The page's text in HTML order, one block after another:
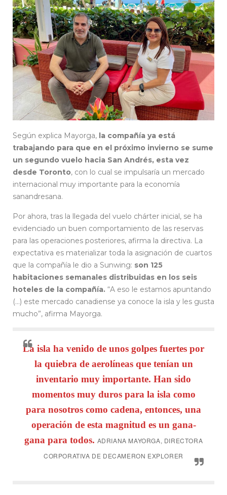
Según explica Mayorga, la compañía ya está
trabajando para que en el próximo invierno se sume
un segundo vuelo hacia San Andrés, esta vez
desde Toronto, con lo cual se impulsaría un mercado
internacional muy importante para la economía
sanandresana.
Por ahora, tras la llegada del vuelo chárter inicial, se ha
evidenciado un buen comportamiento de las reservas
para las operaciones posteriores, afirma la directiva. La
expectativa es materializar toda la asignación de cuartos
que la compañía le dio a Sunwing: son 125
habitaciones semanales distribuidas en los seis
hoteles de la compañía. “A eso le estamos apuntando
(…) este mercado canadiense ya conoce la isla y les gusta
mucho”, afirma Mayorga.
La isla ha venido de unos golpes fuertes por
la quiebra de aerolíneas que tenían un
inventario muy importante. Han sido
momentos muy duros para la isla como
para nosotros como cadena, entonces, una
operación de esta magnitud es un gana-
gana para todos. ADRIANA MAYORGA, DIRECTORA
CORPORATIVA DE DECAMERON EXPLORER